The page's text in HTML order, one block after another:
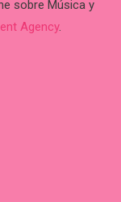
sobre Música y
Agency.